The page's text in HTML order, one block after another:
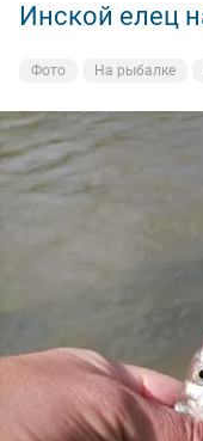
Инской елец
Фото На рыбалке